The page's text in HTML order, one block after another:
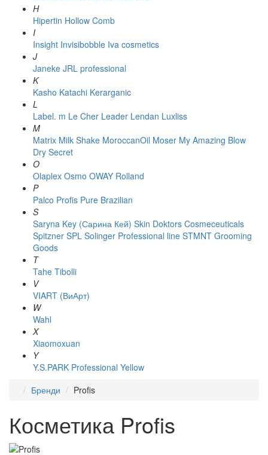
H
Hipertin Hollow Comb
I
Insight Invisibobble Iva cosmetics
J
Janeke JRL professional
K
Kasho Katachi Kerarganic
L
Label. m Le Cher Leader Lendan Luxliss
M
Matrix Milk Shake MoroccanOil Moser My Amazing Blow
Dry Secret
O
Olaplex Osmo OWAY Rolland
P
Palco Profis Pure Brazilian
S
Saryna Key (Сарина Кей) Skin Doktors Cosmeceuticals
Spitzner SPL Solinger Professional line STMNT Grooming
Goods
T
Tahe Tibolli
V
VIART (ВиАрт)
W
Wahl
X
Xiaomoxuan
Y
Y.S.PARK Professional Yellow
Бренди
Profis
Косметика Profis